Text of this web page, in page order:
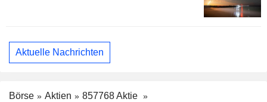
Aktuelle Nachrichten
Börse Aktien
857768 Aktie